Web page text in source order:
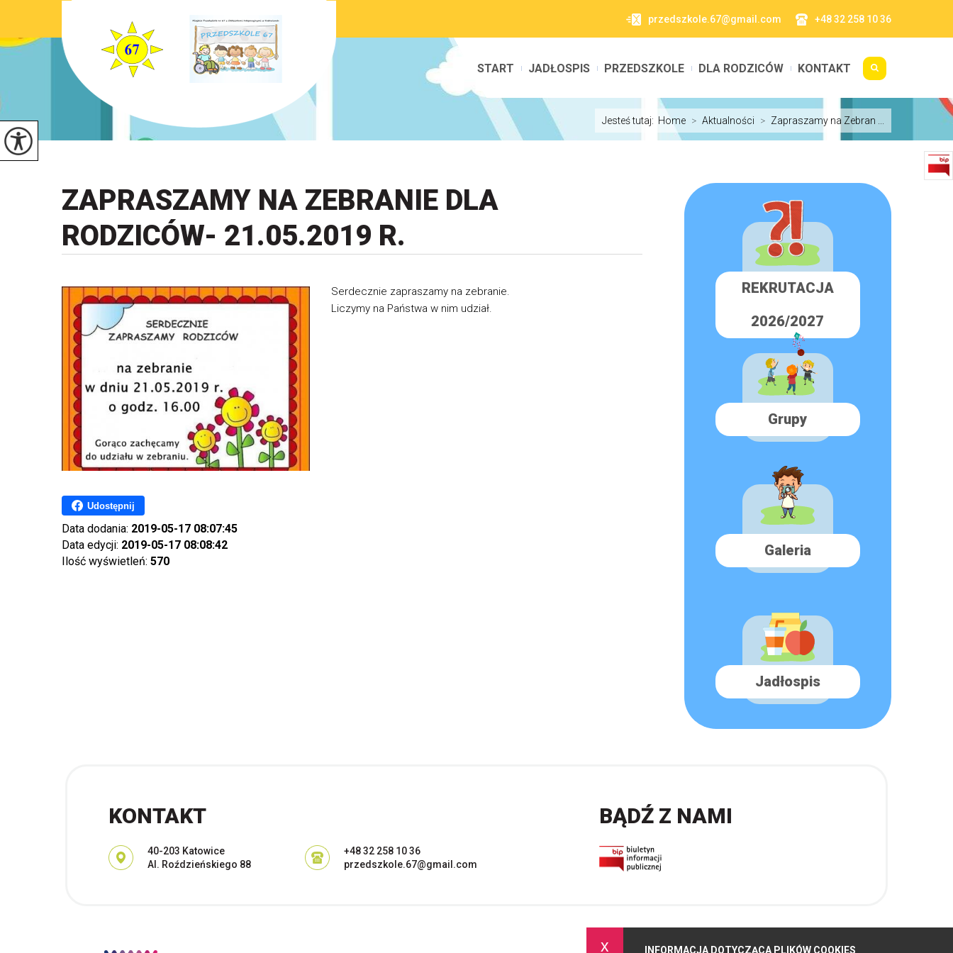
x INFORMACJA DOTYCZĄCA PLIKÓW COOKIES
przedszkole.67@gmail.com +48 32 258 10 36
START JADŁOSPIS PRZEDSZKOLE DLA RODZICÓW KONTAKT
Jesteś tutaj: Home > Aktualności > Zapraszamy na Zebran ...
ZAPRASZAMY NA ZEBRANIE DLA
RODZICÓW- 21.05.2019 R.
Serdecznie zapraszamy na zebranie.
Liczymy na Państwa w nim udział.
Udostępnij
Data dodania: 2019-05-17 08:07:45
Data edycji: 2019-05-17 08:08:42
Ilość wyświetleń: 570
REKRUTACJA
2026/2027
Grupy
Galeria
Jadłospis
KONTAKT
Adres pocztowy:
40-203 Katowice
Al. Roździeńskiego 88
+48 32 258 10 36
przedszkole.67@gmail.com
BĄDŹ Z NAMI